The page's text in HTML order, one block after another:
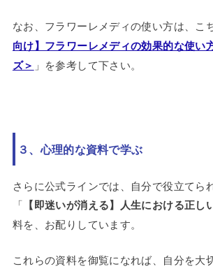
なお、フラワーレメディの使い方は、こ
向け】フラワーレメディの効果的な使い
ズ＞ 」を参考して下さい。
３、心理的な資料で学ぶ
さらに公式ラインでは、自分で役立てら
「 【即迷いが消える】人生における正し
料を、お配りしています。
これらの資料を御覧になれば、自分を大